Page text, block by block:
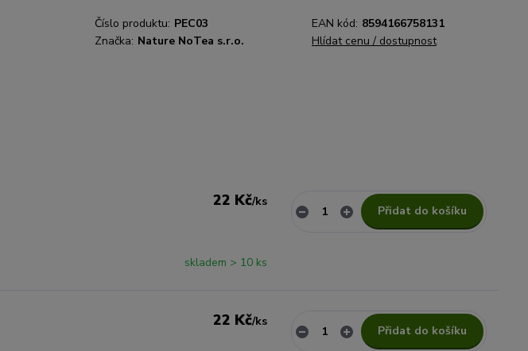
Číslo produktu: PEC03 EAN kód: 8594166758131
Značka: Nature NoTea s.r.o. Hlídat cenu / dostupnost
22 Kč/ks
skladem > 10 ks
Přidat do košíku
22 Kč/ks
Přidat do košíku